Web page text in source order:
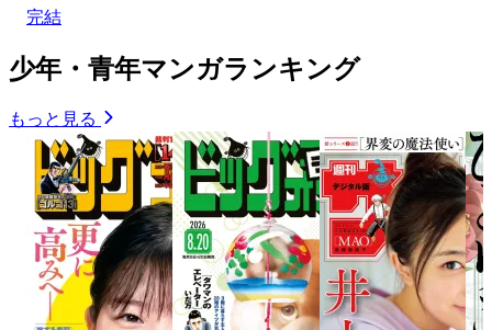
完結
少年・青年マンガランキング
もっと見る